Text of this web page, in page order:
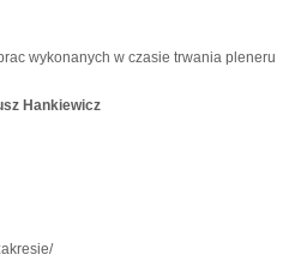
wykonanych w czasie trwania pleneru
Hankiewicz